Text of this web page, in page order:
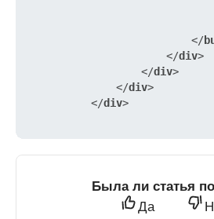
</
</div>
</div>
</div>
</div>
Была ли статья
Да